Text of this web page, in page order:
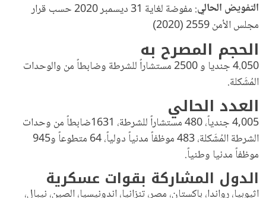
التفويض الحالي
: مفوضة لغاية 31 ديسمبر 2020 حسب قرار
مجلس الأمن 2559 (2020)
الحجم المصرح به
4.050 جنديا و 2500 مستشاراً للشرطة وضابطاً من والوحدات
المُشَكلة.
العدد الحالي
4,005 جندياً، 480 مستشاراً للشرطة، 1631ضابطاً من وحدات
الشرطة المُشَكلة، 483 موظفاً مدنياً دولياً، 64 متطوعاً و945
موظفاً مدنيا وطنياً.
الدول المشاركة بقوات عسكرية